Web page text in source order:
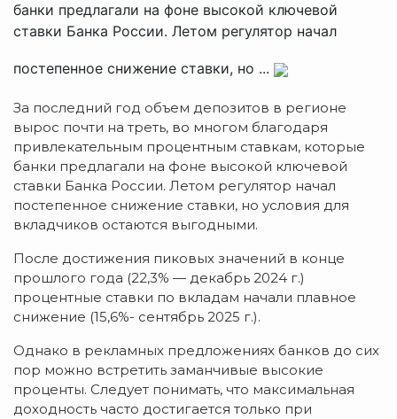
банки предлагали на фоне высокой ключевой
ставки Банка России. Летом регулятор начал
постепенное снижение ставки, но ...
За последний год объем депозитов в регионе
вырос почти на треть, во многом благодаря
привлекательным процентным ставкам, которые
банки предлагали на фоне высокой ключевой
ставки Банка России. Летом регулятор начал
постепенное снижение ставки, но условия для
вкладчиков остаются выгодными.
После достижения пиковых значений в конце
прошлого года (22,3% — декабрь 2024 г.)
процентные ставки по вкладам начали плавное
снижение (15,6%- сентябрь 2025 г.).
Однако в рекламных предложениях банков до сих
пор можно встретить заманчивые высокие
проценты. Следует понимать, что максимальная
доходность часто достигается только при